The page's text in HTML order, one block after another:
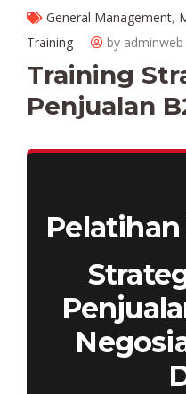
General Management,
Training
by adminweb
Training
Penjualan